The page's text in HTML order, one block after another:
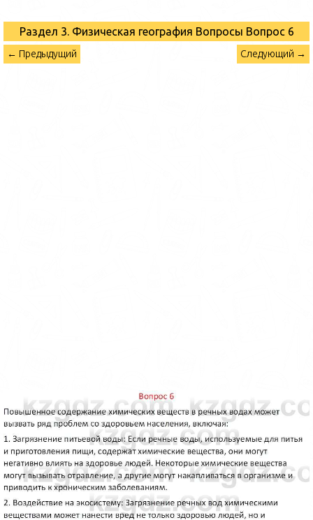
Раздел 3. Физическая география Вопросы Вопрос 6
← Предыдущий Следующий →